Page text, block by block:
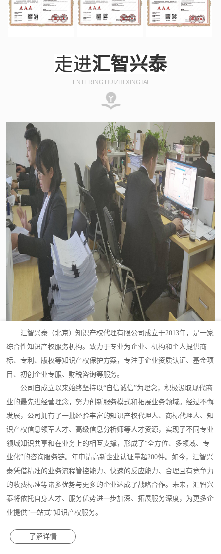
走进汇智兴泰
ENTERING HUIZHI XINGTAI
汇智兴泰（北京）知识产权代理有限公司成立于2013年，是一家
综合性知识产权服务机构。致力于专业为企业、机构和个人提供商
标、专利、版权等知识产权保护方案，专注于企业资质认证、基金项
目、初创企业专服、财税咨询等服务。
公司自成立以来始终坚持以“自信诚信”为理念，积极汲取现代商
业的最先进经营理念，努力创新服务模式和拓展业务领域。经过不懈
发展，公司拥有了一批经验丰富的知识产权代理人、商标代理人、知
识产权信息领军人才、高级信息分析师等人才资源，实现了不同专业
领域知识共享和在业务上的相互支撑，形成了“全方位、多领域、专
业化”的咨询服务链。年申请高新企业认证量超200件。如今，汇智兴
泰凭借精准的业务流程管控能力、快速的反应能力、合理且有竞争力
的收费标准等诸多优势与更多的企业达成了战略合作。未来，汇智兴
泰将依托自身人才、服务优势进一步加深、拓展服务深度，为更多企
业提供“一站式”知识产权服务。
了解详情